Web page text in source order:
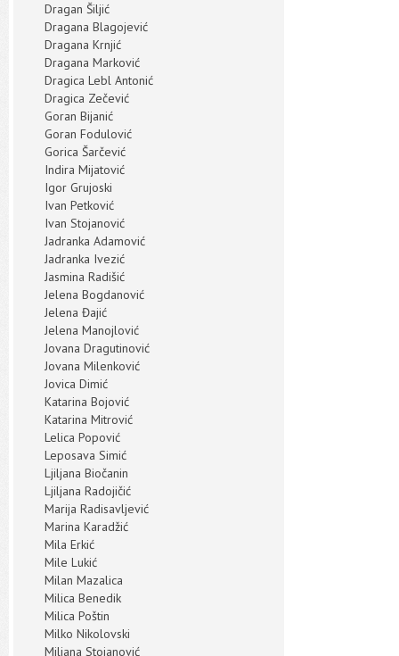
Dragan Šiljić
Dragana Blagojević
Dragana Krnjić
Dragana Marković
Dragica Lebl Antonić
Dragica Zečević
Goran Bijanić
Goran Fodulović
Gorica Šarčević
Indira Mijatović
Igor Grujoski
Ivan Petković
Ivan Stojanović
Jadranka Adamović
Jadranka Ivezić
Jasmina Radišić
Jelena Bogdanović
Jelena Đajić
Jelena Manojlović
Jovana Dragutinović
Jovana Milenković
Jovica Dimić
Katarina Bojović
Katarina Mitrović
Lelica Popović
Leposava Simić
Ljiljana Biočanin
Ljiljana Radojičić
Marija Radisavljević
Marina Karadžić
Mila Erkić
Mile Lukić
Milan Mazalica
Milica Benedik
Milica Poštin
Milko Nikolovski
Miljana Stojanović